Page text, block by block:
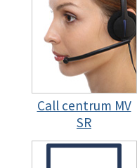
Call centrum MV
SR